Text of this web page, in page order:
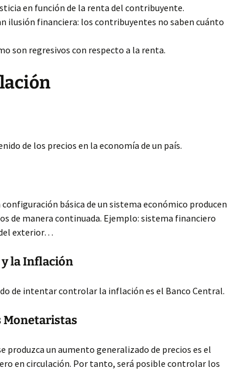
en función de la renta del contribuyente.
ilusión financiera: los contribuyentes no saben cuánto
son regresivos con respecto a la renta.
de los precios en la economía de un país.
básica de un sistema económico producen
de manera continuada. Ejemplo: sistema financiero
exterior…
la Inflación
de intentar controlar la inflación es el Banco Central.
Monetaristas
produzca un aumento generalizado de precios es el
en circulación. Por tanto, será posible controlar los